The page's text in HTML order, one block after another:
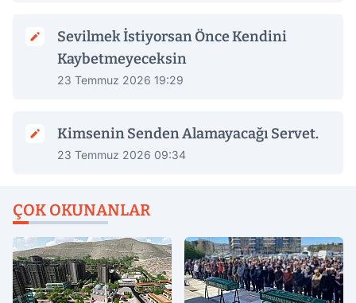
Sevilmek İstiyorsan Önce Kendini
Kaybetmeyeceksin
23 Temmuz 2026 19:29
Kimsenin Senden Alamayacağı Servet.
23 Temmuz 2026 09:34
ÇOK OKUNANLAR